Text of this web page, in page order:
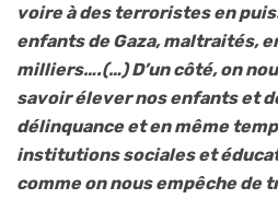
voire à des terroristes en
enfants de Gaza, maltraités,
milliers….(…) D’un côté, on
savoir élever nos enfants et
délinquance et en même
institutions sociales et
comme on nous empêche de